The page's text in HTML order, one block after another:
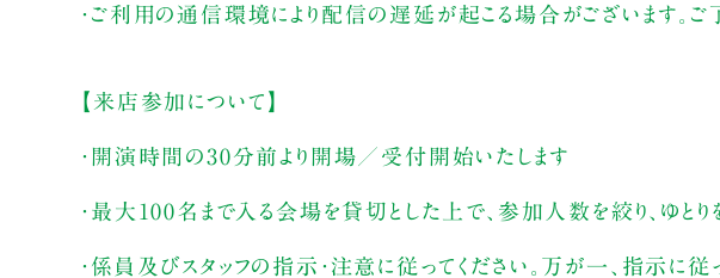
・ご利用の通信環境により配信の遅延が起こる場合がございます。ご
【来店参加について】
・開演時間の30分前より開場／受付開始いたします
・最大100名まで入る会場を貸切とした上で、参加人数を絞り、ゆとり
・係員及びスタッフの指示・注意に従ってください。万が一、指示に